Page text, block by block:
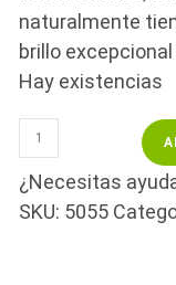
naturalmente
brillo
Hay existencias
BLONDE
1202
-
¿Necesitas
SKU: 5055